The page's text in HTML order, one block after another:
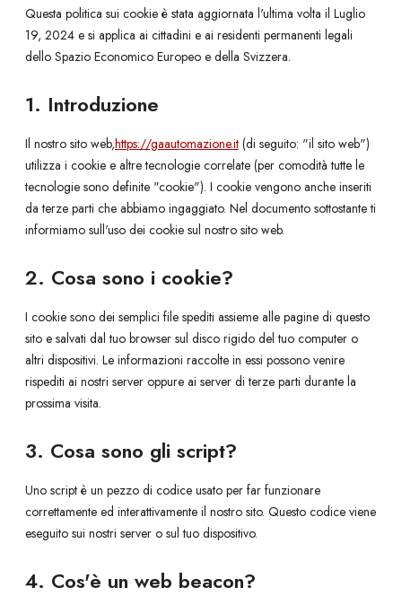
Questa politica sui cookie è stata aggiornata l'ultima volta il Luglio
19, 2024 e si applica ai cittadini e ai residenti permanenti legali
dello Spazio Economico Europeo e della Svizzera.
1. Introduzione
Il nostro sito web,https://gaautomazione.it (di seguito: "il sito web")
utilizza i cookie e altre tecnologie correlate (per comodità tutte le
tecnologie sono definite "cookie"). I cookie vengono anche inseriti
da terze parti che abbiamo ingaggiato. Nel documento sottostante ti
informiamo sull'uso dei cookie sul nostro sito web.
2. Cosa sono i cookie?
I cookie sono dei semplici file spediti assieme alle pagine di questo
sito e salvati dal tuo browser sul disco rigido del tuo computer o
altri dispositivi. Le informazioni raccolte in essi possono venire
rispediti ai nostri server oppure ai server di terze parti durante la
prossima visita.
3. Cosa sono gli script?
Uno script è un pezzo di codice usato per far funzionare
correttamente ed interattivamente il nostro sito. Questo codice viene
eseguito sui nostri server o sul tuo dispositivo.
4. Cos'è un web beacon?